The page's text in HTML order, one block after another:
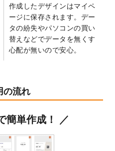
た。
タ形式が増えました。
eps、tifに対応）
始まりのカレンダーデザイン
のデザインテンプレート
ザインテンプレート
年賀状デザインテンプレート
作成したデザインはマイペ
ージに保存されます。デー
タの紛失やパソコンの買い
替えなどでデータを無くす
心配が無いので安心。
の流れ
簡単作成！ ／